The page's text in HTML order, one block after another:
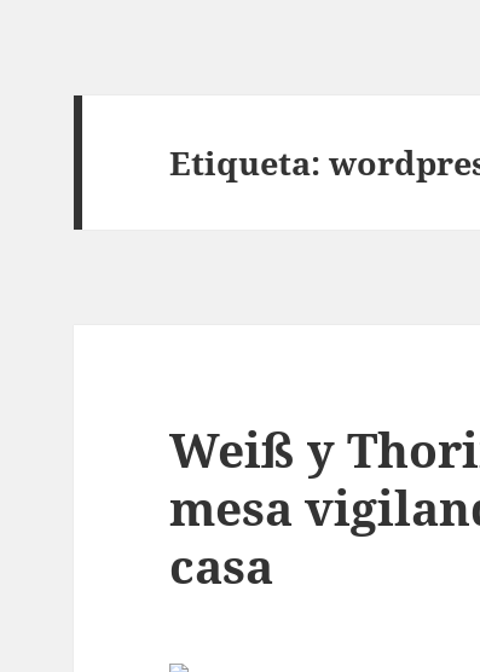
Etiqueta:
Weiß y
mesa
casa